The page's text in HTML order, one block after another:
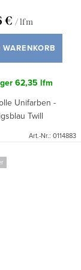
€ / lfm
62,35 lfm
Unifarben -
Twill
Art.-Nr.: 0114883